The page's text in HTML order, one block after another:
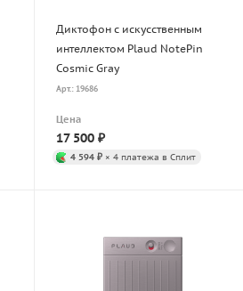
Диктофон с искусственным
интеллектом Plaud NotePin
Cosmic Gray
Арт.: 19686
Цена
17 500 ₽
4 594 ₽ × 4 платежа в Сплит